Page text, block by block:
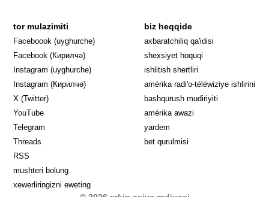
tor mulazimiti
Faceboook (uyghurche) Opens in new window
Facebook (Кирилчә) Opens in new window
Instagram (uyghurche) Opens in new window
Instagram (Кирилчә) Opens in new window
X (Twitter)
YouTube
Telegram
Threads
RSS
mushteri bolung
xewerliringizni eweting
biz heqqide
axbaratchiliq qa'idisi
shexsiyet hoquqi
ishlitish shertliri
amérika radi'o-téléwiziye ishlirini
bashqurush mudiriyiti
amérika awazi
yardem
bet qurulmisi